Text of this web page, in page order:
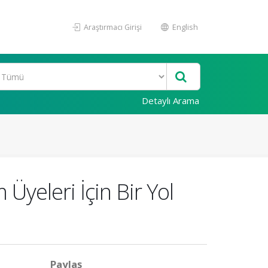
Araştırmacı Girişi English
Detaylı Arama
İçin Bir Yol
Paylaş